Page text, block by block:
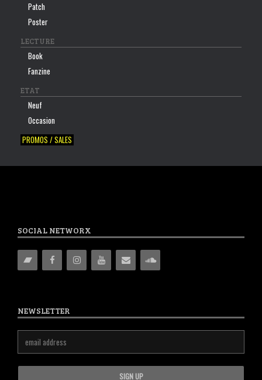
Patch
Poster
LECTURE
Book
Fanzine
ETAT
Neuf
Occasion
PROMOS / SALES
SOCIAL NETWORX
NEWSLETTER